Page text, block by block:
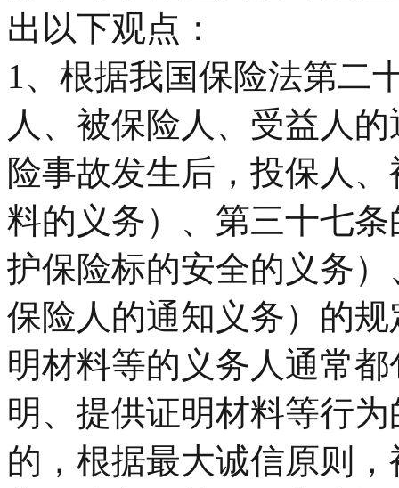
出以下观点：
1、根据我国保险法第二
人、被保险人、受益人
险事故发生后，投保人
料的义务）、第三十七
护保险标的安全的义务
保险人的通知义务）的
明材料等的义务人通常
明、提供证明材料等行
的，根据最大诚信原则